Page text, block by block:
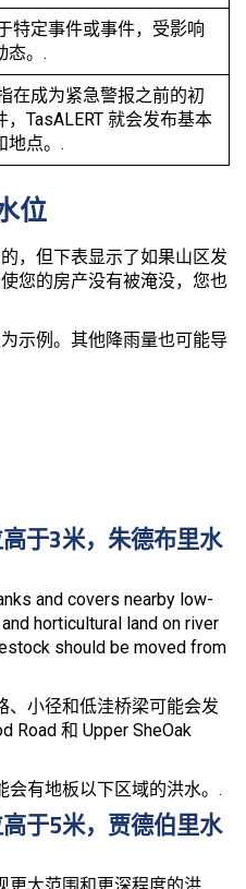
特定事件或事件，受影响
态。.
在成为紧急警报之前的初
TasALERT 就会发布基本
地点。.
位
，但下表显示了如果山区发
您的房产没有被淹没，您也
示例。其他降雨量也可能导
于3米，朱德布里水
and covers nearby low-
horticultural land on river
should be moved from
、小径和低洼桥梁可能会发
Road 和 Upper SheOak
会有地板以下区域的洪水。.
于5米，贾德伯里水
更大范围和更深程度的洪